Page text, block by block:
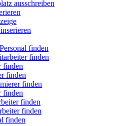
ausschreiben
finden
finden
finden
finden
finden
finden
finden
finden
finden